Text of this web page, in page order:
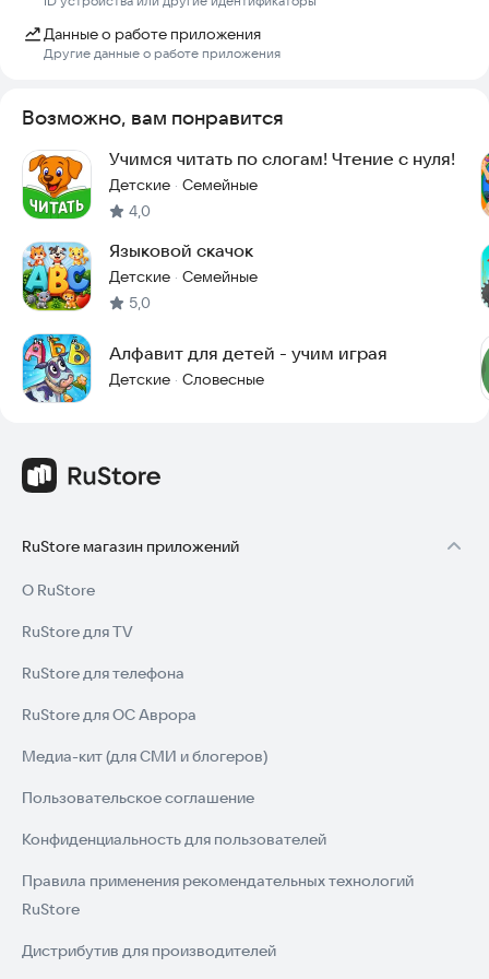
обучение алфавиту, игра с картинками, обучение дома, игра
без рекламы, обучение через игру, буквы для детей, слова по
картинкам, развивающие задания, логопедическая игра,
Данные о работе приложения
Другие данные о работе приложения
Возможно, вам понравится
Учимся читать по слогам! Чтение с нуля!
Детские · Семейные
4,0
Языковой скачок
Детские · Семейные
5,0
Алфавит для детей - учим играя
Детские · Словесные
RuStore магазин приложений
О RuStore
RuStore для TV
RuStore для телефона
RuStore для ОС Аврора
Медиа-кит (для СМИ и блогеров)
Пользовательское соглашение
Конфиденциальность для пользователей
Правила применения рекомендательных технологий
RuStore
Дистрибутив для производителей